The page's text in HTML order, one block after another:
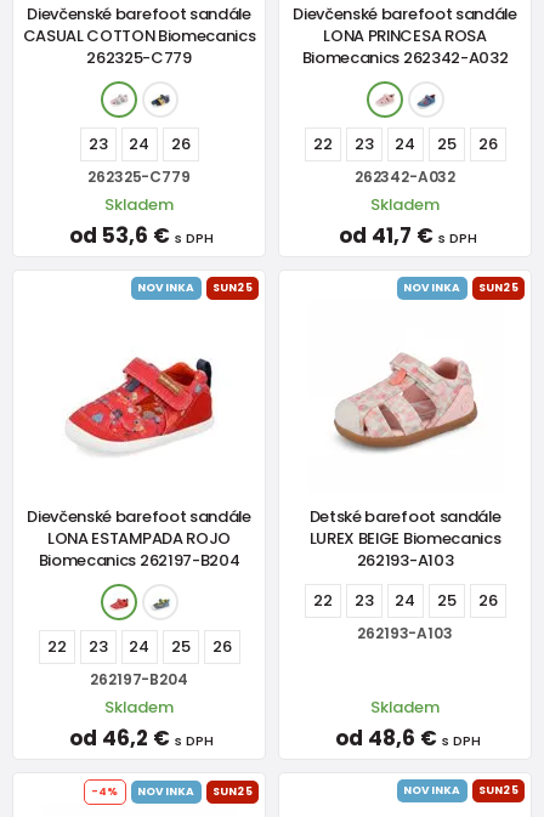
Dievčenské barefoot sandále
CASUAL COTTON Biomecanics
262325-C779
23 24 26
262325-C779
Skladem
od 53,6 € s DPH
Dievčenské barefoot sandále
LONA PRINCESA ROSA
Biomecanics 262342-A032
22 23 24 25 26
262342-A032
Skladem
od 41,7 € s DPH
NOVINKA SUN25
Dievčenské barefoot sandále
LONA ESTAMPADA ROJO
Biomecanics 262197-B204
22 23 24 25 26
262197-B204
Skladem
od 46,2 € s DPH
NOVINKA SUN25
Detské barefoot sandále
LUREX BEIGE Biomecanics
262193-A103
22
23 24 25 26
262193-A103
Skladem
od 48,6 € s DPH
-4% NOVINKA SUN25 NOVINKA SUN25